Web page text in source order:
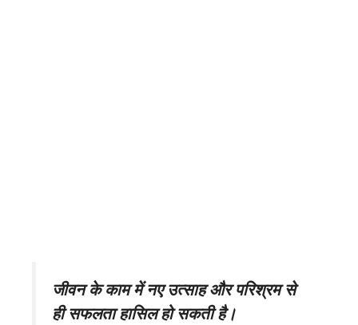
जीवन के काम में नए उत्साह और परिश्रम से
ही सफलता हासिल हो सकती है।